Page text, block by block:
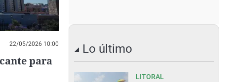
22/05/2026 10:00
para
Lo último
LITORAL